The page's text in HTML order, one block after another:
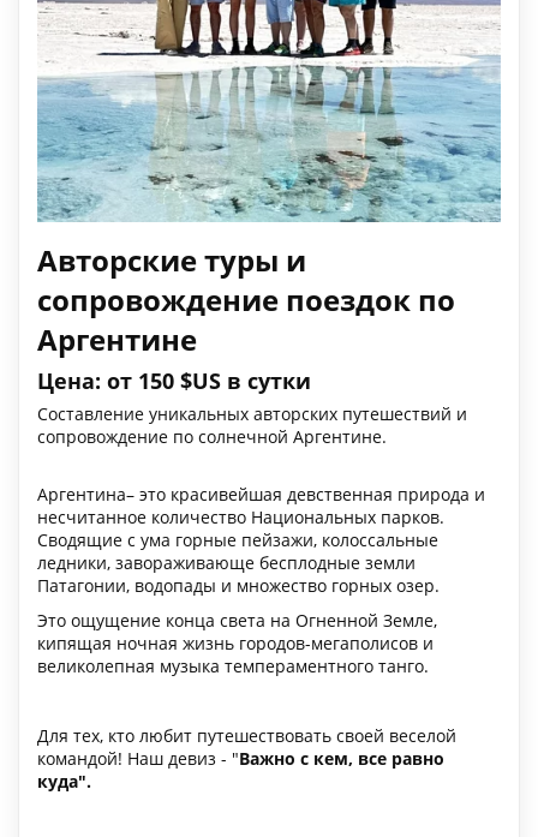
Авторские туры и
сопровождение поездок по
Аргентине
Цена: от 150 $US в сутки
Составление уникальных авторских путешествий и
сопровождение по солнечной Аргентине.
Аргентина– это красивейшая девственная природа и
несчитанное количество Национальных парков.
Сводящие с ума горные пейзажи, колоссальные
ледники, завораживающе бесплодные земли
Патагонии, водопады и множество горных озер.
Это ощущение конца света на Огненной Земле,
кипящая ночная жизнь городов-мегаполисов и
великолепная музыка темпераментного танго.
Для тех, кто любит путешествовать своей веселой
командой! Наш девиз - "Важно с кем, все равно
куда".